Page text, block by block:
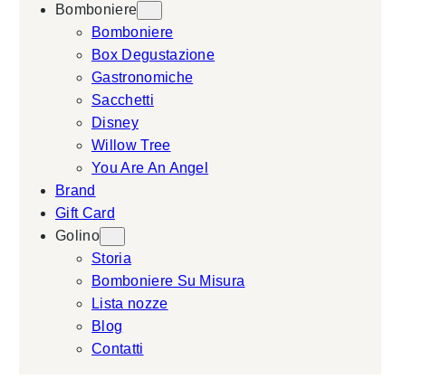
Bomboniere
Bomboniere
Box Degustazione
Gastronomiche
Sacchetti
Disney
Willow Tree
You Are An Angel
Brand
Gift Card
Golino
Storia
Bomboniere Su Misura
Lista nozze
Blog
Contatti